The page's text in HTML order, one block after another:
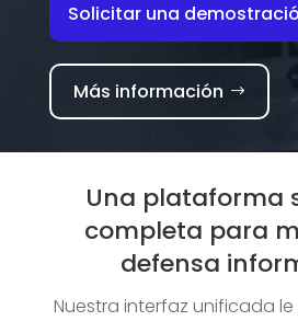
Solicitar una
Más información
Una plataforma
completa para
defensa
Nuestra interfaz unificada